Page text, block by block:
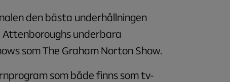
den bästa underhållningen
Attenboroughs underbara
som The Graham Norton Show.
som både finns som tv-